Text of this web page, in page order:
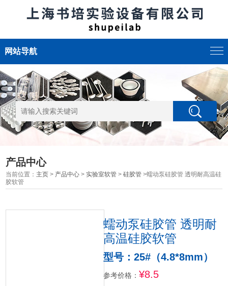
网站导航
产品中心
当前位置： 主页 > 产品中心 >实验室软管 >硅胶管 >蠕动泵硅胶管 透明耐高温硅
胶软管
蠕动泵硅胶管 透明耐
高温硅胶软管
型号：25#（4.8*8mm）
参考价格： ¥8.5